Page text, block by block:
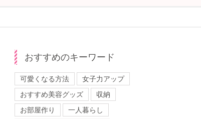
おすすめのキーワード
可愛くなる方法
女子力アップ
おすすめ美容グッズ
収納
お部屋作り
一人暮らし